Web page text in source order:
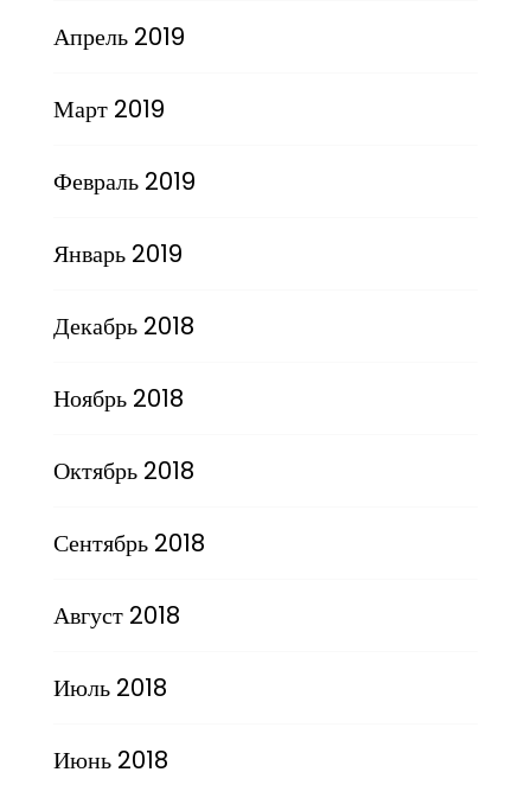
Апрель 2019
Март 2019
Февраль 2019
Январь 2019
Декабрь 2018
Ноябрь 2018
Октябрь 2018
Сентябрь 2018
Август 2018
Июль 2018
Июнь 2018